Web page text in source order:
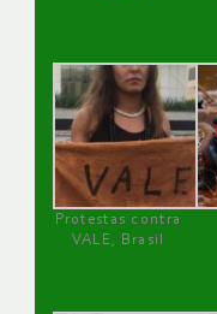
Protestas contra
VALE, Brasil